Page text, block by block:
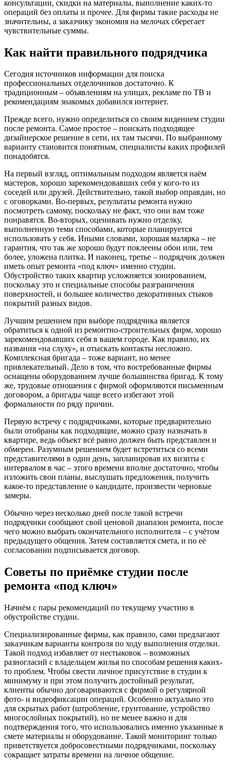
консультации, скидки на материалы, выполнение каких-то
операций без оплаты и прочее. Для фирмы такие расходы не
значительны, а заказчику экономия на мелочах сберегает
чувствительные суммы.
Как найти правильного подрядчика
Сегодня источников информации для поиска
профессиональных отделочников достаточно. К
традиционным – объявлениям на улицах, рекламе по ТВ и
рекомендациям знакомых добавился интернет.
Прежде всего, нужно определиться со своим видением студии
после ремонта. Самое простое – поискать подходящее
дизайнерское решение в сети, их там тысячи. По выбранному
варианту становится понятным, специалисты каких профилей
понадобятся.
На первый взгляд, оптимальным подходом является наём
мастеров, хорошо зарекомендовавших себя у кого-то из
соседей или друзей. Действительно, такой выбор оправдан, но
с оговорками. Во-первых, результаты ремонта нужно
посмотреть самому, поскольку не факт, что они вам тоже
понравятся. Во-вторых, оценивать нужно отделку,
выполненную теми способами, которые планируется
использовать у себя. Иными словами, хорошая малярка – не
гарантия, что так же хорошо будут поклеены обои или, тем
более, уложена плитка. И наконец, третье – подрядчик должен
иметь опыт ремонта «под ключ» именно студии.
Обустройство таких квартир усложняется зонированием,
поскольку это и специальные способы разграничения
поверхностей, и большее количество декоративных стыков
покрытий разных видов.
Лучшим решением при выборе подрядчика является
обратиться к одной из ремонтно-строительных фирм, хорошо
зарекомендовавших себя в вашем городе. Как правило, их
названия «на слуху», и отыскать контакты несложно.
Комплексная бригада – тоже вариант, но менее
привлекательный. Дело в том, что востребованные фирмы
оснащены оборудованием лучше большинства бригад. К тому
же, трудовые отношения с фирмой оформляются письменным
договором, а бригады чаще всего избегают этой
формальности по ряду причин.
Первую встречу с подрядчиками, которые предварительно
были отобраны как подходящие, можно сразу назначать в
квартире, ведь объект всё равно должен быть представлен и
обмерен. Разумным решением будет встретиться со всеми
представителями в один день, запланировав их визиты с
интервалом в час – этого времени вполне достаточно, чтобы
изложить свои планы, выслушать предложения, получить
какое-то представление о кандидате, произвести черновые
замеры.
Обычно через несколько дней после такой встречи
подрядчики сообщают свой ценовой диапазон ремонта, после
чего можно выбрать окончательного исполнителя – с учётом
предыдущего общения. Затем составляется смета, и по её
согласовании подписывается договор.
Советы по приёмке студии после
ремонта «под ключ»
Начнём с пары рекомендаций по текущему участию в
обустройстве студии.
Специализированные фирмы, как правило, сами предлагают
заказчикам варианты контроля по ходу выполнения отделки.
Такой подход избавляет от нестыковок – возможных
разногласий с владельцем жилья по способам решения каких-
то проблем. Чтобы свести личное присутствие в студии к
минимуму и при этом получить достойный результат,
клиенты обычно договариваются с фирмой о регулярной
фото- и видеофиксации операций. Особенно актуально это
для скрытых работ (штробление, грунтование, устройство
многослойных покрытий), но не менее важно и для
подтверждения того, что использовались именно указанные в
смете материалы и оборудование. Такой мониторинг только
приветствуется добросовестными подрядчиками, поскольку
сокращает затраты времени на личное общение.